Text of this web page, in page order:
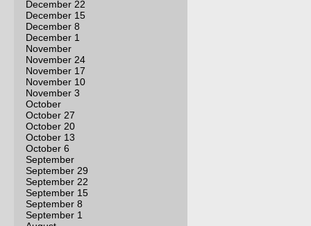
December 22
December 15
December 8
December 1
November
November 24
November 17
November 10
November 3
October
October 27
October 20
October 13
October 6
September
September 29
September 22
September 15
September 8
September 1